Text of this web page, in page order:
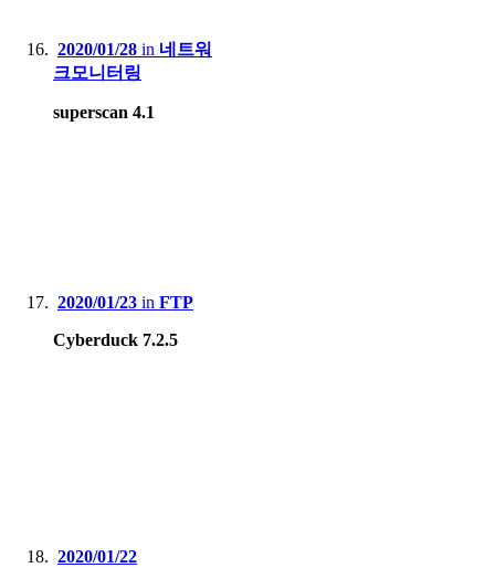
2020/01/28 in 네트워
크모니터링
superscan 4.1
2020/01/23 in FTP
Cyberduck 7.2.5
2020/01/22